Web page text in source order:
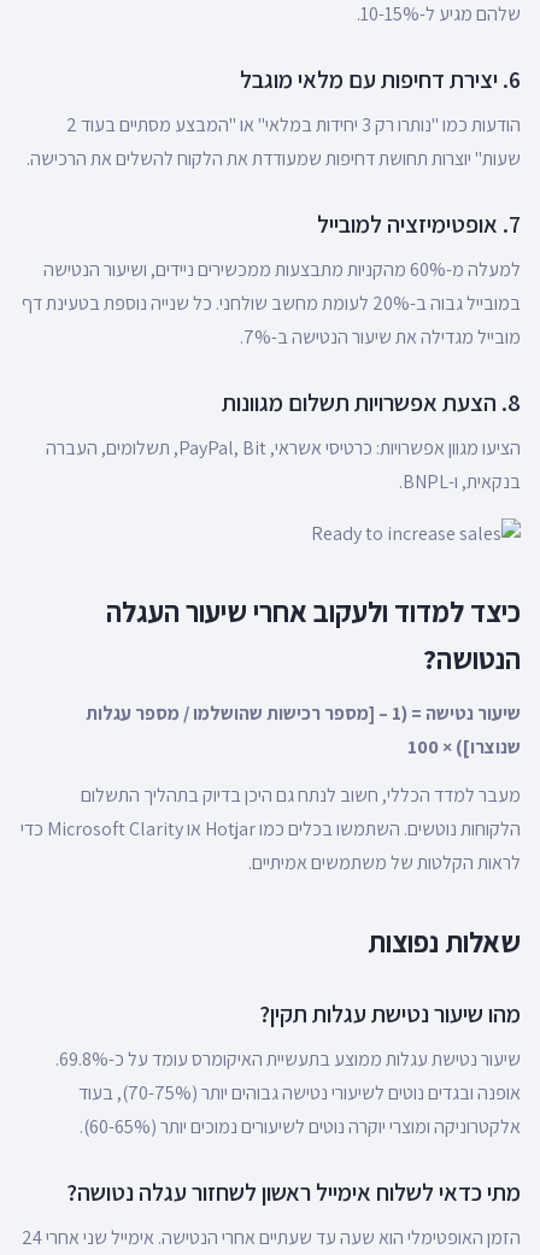
שלהם מגיע ל-10-15%.
6. יצירת דחיפות עם מלאי מוגבל
הודעות כמו "נותרו רק 3 יחידות במלאי" או "המבצע מסתיים בעוד 2
שעות" יוצרות תחושת דחיפות שמעודדת את הלקוח להשלים את הרכישה.
7. אופטימיזציה למובייל
למעלה מ-60% מהקניות מתבצעות ממכשירים ניידים, ושיעור הנטישה
במובייל גבוה ב-20% לעומת מחשב שולחני. כל שנייה נוספת בטעינת דף
מובייל מגדילה את שיעור הנטישה ב-7%.
8. הצעת אפשרויות תשלום מגוונות
הציעו מגוון אפשרויות: כרטיסי אשראי, PayPal, Bit, תשלומים, העברה
בנקאית, ו-BNPL.
כיצד למדוד ולעקוב אחרי שיעור העגלה
הנטושה?
שיעור נטישה = (1 – [מספר רכישות שהושלמו / מספר עגלות
שנוצרו]) × 100
מעבר למדד הכללי, חשוב לנתח גם היכן בדיוק בתהליך התשלום
הלקוחות נוטשים. השתמשו בכלים כמו Hotjar או Microsoft Clarity כדי
לראות הקלטות של משתמשים אמיתיים.
שאלות נפוצות
מהו שיעור נטישת עגלות תקין?
שיעור נטישת עגלות ממוצע בתעשיית האיקומרס עומד על כ-69.8%.
אופנה ובגדים נוטים לשיעורי נטישה גבוהים יותר (70-75%), בעוד
אלקטרוניקה ומוצרי יוקרה נוטים לשיעורים נמוכים יותר (60-65%).
מתי כדאי לשלוח אימייל ראשון לשחזור עגלה נטושה?
הזמן האופטימלי הוא שעה עד שעתיים אחרי הנטישה. אימייל שני אחרי 24